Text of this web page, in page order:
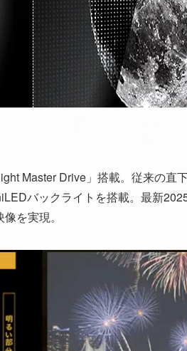
Master Drive」搭載。従来の直
バックライトを搭載。最新
を実現。